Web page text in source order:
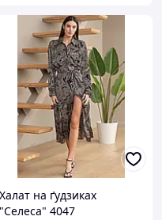
Халат на ґудзиках
"Селеса" 4047